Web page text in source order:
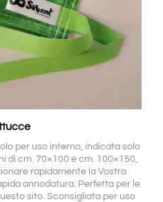
per uso interno, indicata solo
di cm. 70×100 e cm. 100×150,
rapidamente la Vostra
annodatura. Perfetta per le
sito. Sconsigliata per uso